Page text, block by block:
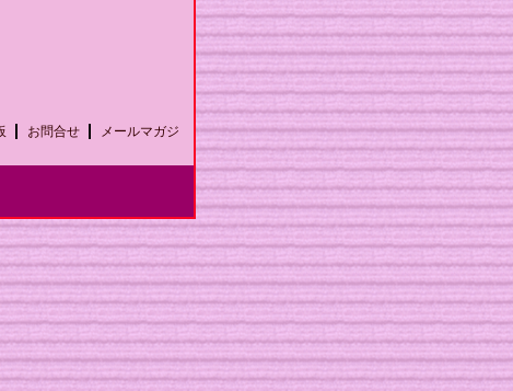
お問合せ
メールマガジ